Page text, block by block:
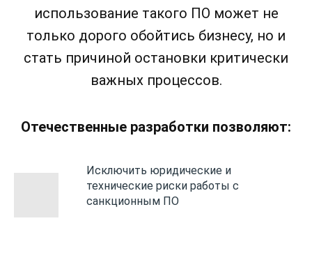
использование такого ПО может не
только дорого обойтись бизнесу, но и
стать причиной остановки критически
важных процессов.
Отечественные разработки позволяют:
Исключить юридические и
технические риски работы с
санкционным ПО